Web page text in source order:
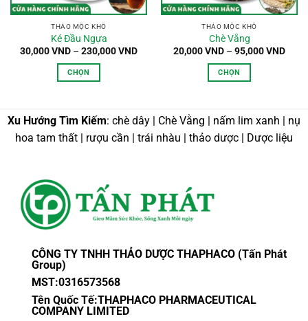
THẢO MỘC KHÔ
Ké Đầu Ngựa
30,000VND – 230,000VNDKhoảng
CHỌN
này
có
nhiều
chọn
thể
được
chọn
trang
THẢO MỘC KHÔ
Chè Vằng
20,000VND – 95,000VND
CHỌN
này
nhiều
thể
được
trang
Xu Hướng Tìm Kiếm: chè dây | Chè Vằng | nấm lim xanh | nụ
hoa tam thất | rượu cần | trái nhàu | thảo dược | Dược liệu
CÔNG TY TNHH THẢO DƯỢC THAPHACO (Tấn Phát
Group)
MST:0316573568
Tên Quốc Tế:THAPHACO PHARMACEUTICAL
COMPANY LIMITED